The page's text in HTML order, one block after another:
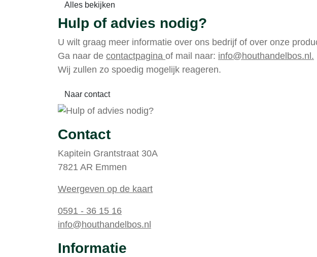
Alles bekijken
Hulp of advies nodig?
U wilt graag meer informatie over ons bedrijf of over onze
Ga naar de contactpagina of mail naar: info@houthandelbos.nl.
Wij zullen zo spoedig mogelijk reageren.
Naar contact
Contact
Kapitein Grantstraat 30A
7821 AR Emmen
Weergeven op de kaart
0591 - 36 15 16
info@houthandelbos.nl
Informatie